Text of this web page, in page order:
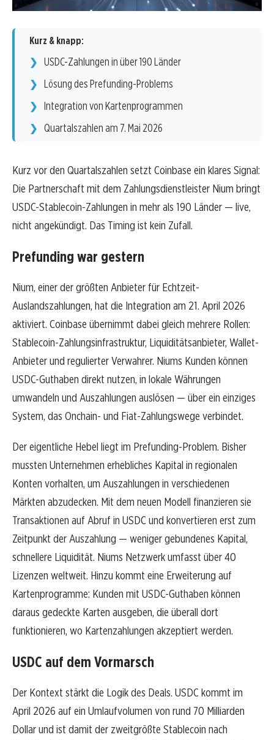
Kurz & knapp:
USDC-Zahlungen in über 190 Länder
Lösung des Prefunding-Problems
Integration von Kartenprogrammen
Quartalszahlen am 7. Mai 2026
Kurz vor den Quartalszahlen setzt Coinbase ein klares Signal:
Die Partnerschaft mit dem Zahlungsdienstleister Nium bringt
USDC-Stablecoin-Zahlungen in mehr als 190 Länder — live,
nicht angekündigt. Das Timing ist kein Zufall.
Prefunding war gestern
Nium, einer der größten Anbieter für Echtzeit-
Auslandszahlungen, hat die Integration am 21. April 2026
aktiviert. Coinbase übernimmt dabei gleich mehrere Rollen:
Stablecoin-Zahlungsinfrastruktur, Liquiditätsanbieter, Wallet-
Anbieter und regulierter Verwahrer. Niums Kunden können
USDC-Guthaben direkt nutzen, in lokale Währungen
umwandeln und Auszahlungen auslösen — über ein einziges
System, das Onchain- und Fiat-Zahlungswege verbindet.
Der eigentliche Hebel liegt im Prefunding-Problem. Bisher
mussten Unternehmen erhebliches Kapital in regionalen
Konten vorhalten, um Auszahlungen in verschiedenen
Märkten abzudecken. Mit dem neuen Modell finanzieren sie
Transaktionen auf Abruf in USDC und konvertieren erst zum
Zeitpunkt der Auszahlung — weniger gebundenes Kapital,
schnellere Liquidität. Niums Netzwerk umfasst über 40
Lizenzen weltweit. Hinzu kommt eine Erweiterung auf
Kartenprogramme: Kunden mit USDC-Guthaben können
daraus gedeckte Karten ausgeben, die überall dort
funktionieren, wo Kartenzahlungen akzeptiert werden.
USDC auf dem Vormarsch
Der Kontext stärkt die Logik des Deals. USDC kommt im
April 2026 auf ein Umlaufvolumen von rund 70 Milliarden
Dollar und ist damit der zweitgrößte Stablecoin nach